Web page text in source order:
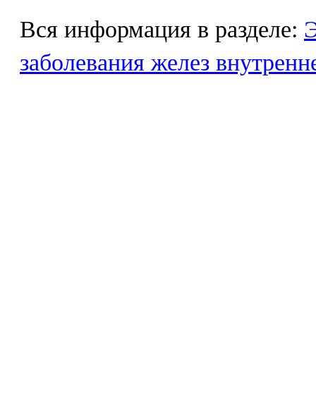
Вся информация в разделе:
заболевания желез